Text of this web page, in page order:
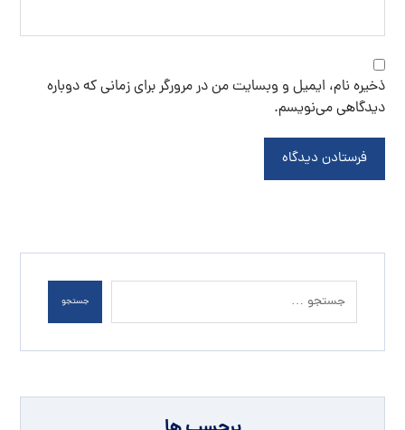
ذخیره نام، ایمیل و وبسایت من در مرورگر برای زمانی که دوباره
دیدگاهی می‌نویسم.
فرستادن دیدگاه
جستجو